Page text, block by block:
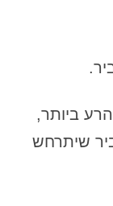
ביותר,
שיתרחש